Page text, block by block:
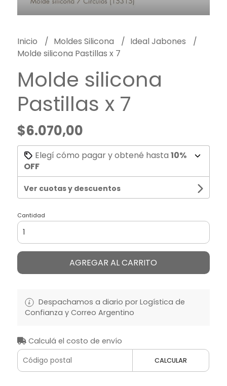
Inicio Moldes Silicona
Ideal Jabones
Molde silicona Pastillas x 7
Molde silicona
Pastillas x 7
$6.070,00
Elegí cómo pagar y obtené hasta 10%
OFF
Ver cuotas y descuentos
Cantidad
AGREGAR AL CARRITO
Despachamos a diario por Logística de
Confianza y Correo Argentino
Calculá el costo de envío
CALCULAR